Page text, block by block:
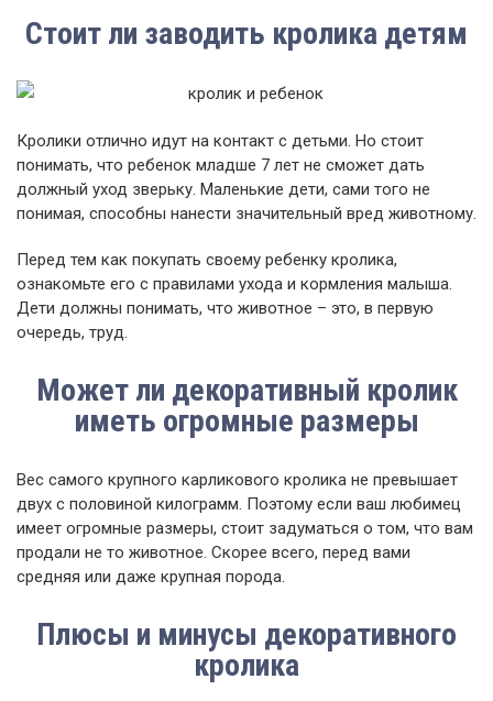
Стоит ли заводить кролика детям
Кролики отлично идут на контакт с детьми. Но стоит
понимать, что ребенок младше 7 лет не сможет дать
должный уход зверьку. Маленькие дети, сами того не
понимая, способны нанести значительный вред животному.
Перед тем как покупать своему ребенку кролика,
ознакомьте его с правилами ухода и кормления малыша.
Дети должны понимать, что животное – это, в первую
очередь, труд.
Может ли декоративный кролик
иметь огромные размеры
Вес самого крупного карликового кролика не превышает
двух с половиной килограмм. Поэтому если ваш любимец
имеет огромные размеры, стоит задуматься о том, что вам
продали не то животное. Скорее всего, перед вами
средняя или даже крупная порода.
Плюсы и минусы декоративного
кролика